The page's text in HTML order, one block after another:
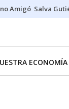
Amigó Salva
ECONOMÍA